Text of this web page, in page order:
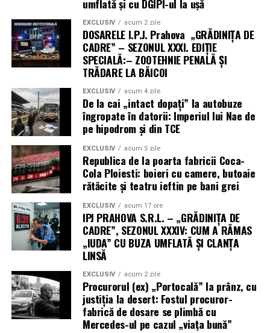
umflată și cu DGIPI-ul la ușă
EXCLUSIV acum 2 zile
DOSARELE I.P.J. Prahova „GRĂDINIȚA DE
CADRE” – SEZONUL XXXI. EDIȚIE
SPECIALĂ:– ZOOTEHNIE PENALĂ ȘI
TRĂDARE LA BĂICOI
EXCLUSIV acum 4 zile
De la cai „intact dopați” la autobuze
îngropate în datorii: Imperiul lui Nae de
pe hipodrom și din TCE
EXCLUSIV acum 5 zile
Republica de la poarta fabricii Coca-
Cola Ploiesti: boieri cu camere, butoaie
rătăcite și teatru ieftin pe bani grei
EXCLUSIV acum 17 ore
IPJ PRAHOVA S.R.L. – „GRĂDINIȚA DE
CADRE”, SEZONUL XXXIV: CUM A RĂMAS
„IUDA” CU BUZA UMFLATĂ ȘI CLANȚA
LINSĂ
EXCLUSIV acum 2 zile
Procurorul (ex) „Portocală” la prânz, cu
justiția la desert: Fostul procuror-
fabrică de dosare se plimbă cu
Mercedes-ul pe cazul „viața bună”